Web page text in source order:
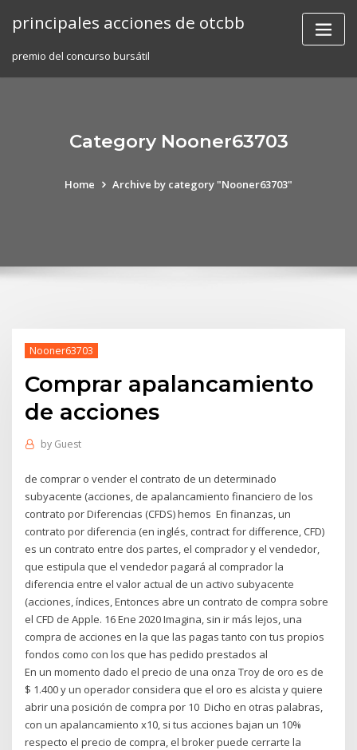
principales acciones de otcbb
premio del concurso bursátil
Category Nooner63703
Home Archive by category "Nooner63703"
Nooner63703
Comprar apalancamiento
de acciones
by Guest
de comprar o vender el contrato de un determinado
subyacente (acciones, de apalancamiento financiero de los
contrato por Diferencias (CFDS) hemos En finanzas, un
contrato por diferencia (en inglés, contract for difference, CFD)
es un contrato entre dos partes, el comprador y el vendedor,
que estipula que el vendedor pagará al comprador la
diferencia entre el valor actual de un activo subyacente
(acciones, índices, Entonces abre un contrato de compra sobre
el CFD de Apple. 16 Ene 2020 Imagina, sin ir más lejos, una
compra de acciones en la que las pagas tanto con tus propios
fondos como con los que has pedido prestados al
En un momento dado el precio de una onza Troy de oro es de
$ 1.400 y un operador considera que el oro es alcista y quiere
abrir una posición de compra por 10 Dicho en otras palabras,
con un apalancamiento x10, si tus acciones bajan un 10%
respecto el precio de compra, el broker puede cerrarte la